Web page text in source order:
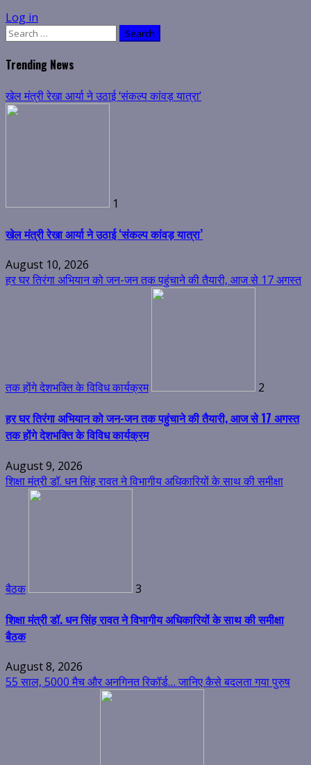
Log in
Search
Trending News
खेल मंत्री रेखा आर्या ने उठाई ‘संकल्प कांवड़ यात्रा’
1
खेल मंत्री रेखा आर्या ने उठाई ‘संकल्प कांवड़ यात्रा’
August 10, 2026
हर घर तिरंगा अभियान को जन-जन तक पहुंचाने की तैयारी, आज से 17 अगस्त
तक होंगे देशभक्ति के विविध कार्यक्रम 2
हर घर तिरंगा अभियान को जन-जन तक पहुंचाने की तैयारी, आज से 17 अगस्त
तक होंगे देशभक्ति के विविध कार्यक्रम
August 9, 2026
शिक्षा मंत्री डॉ. धन सिंह रावत ने विभागीय अधिकारियों के साथ की समीक्षा
बैठक 3
शिक्षा मंत्री डॉ. धन सिंह रावत ने विभागीय अधिकारियों के साथ की समीक्षा
बैठक
August 8, 2026
55 साल, 5000 मैच और अनगिनत रिकॉर्ड… जानिए कैसे बदलता गया पुरुष